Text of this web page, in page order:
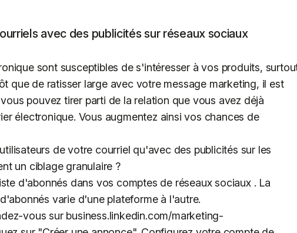
avec des publicités sur réseaux sociaux
sont susceptibles de s'intéresser à vos produits,
que de ratisser large avec votre message marketing, il est
pouvez tirer parti de la relation que vous avez déjà
électronique. Vous augmentez ainsi vos chances de
de votre courriel qu'avec des publicités sur les
un ciblage granulaire ?
d'abonnés dans vos comptes de réseaux sociaux . La
varie d'une plateforme à l'autre.
vous sur business.linkedin.com/marketing-